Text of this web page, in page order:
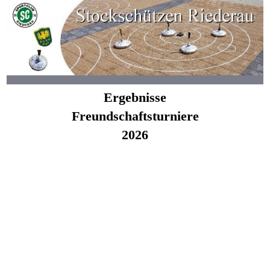
Ergebnisse
Freundschaftsturniere
2026